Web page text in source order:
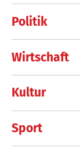
Politik
Wirtschaft
Kultur
Sport